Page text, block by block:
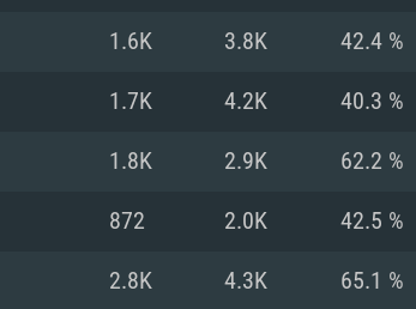
11: AMD
660. La
le jeu est de
Carte
drivers:
570 et
supportés)
(Mac), ou
minimale
ne sont
Carte
support
les derniers
pour AMD
Carte
drivers
1.6K 3.8K 42.4 %
1.7K 4.2K 40.3 %
1.8K 2.9K 62.2 %
872 2.0K 42.5 %
2.8K 4.3K 65.1 %